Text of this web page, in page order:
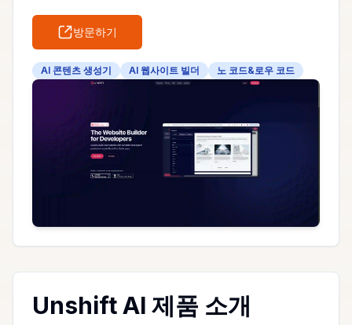
방문하기
AI 콘텐츠 생성기 AI 웹사이트 빌더 노 코드&로우 코드
Unshift AI 제품 소개